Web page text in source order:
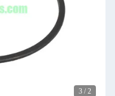
2
/
3